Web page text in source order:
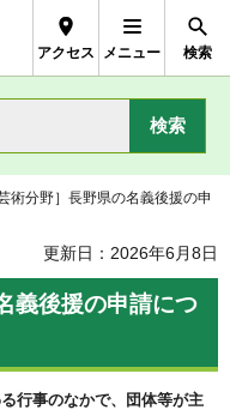
アクセス メニュー 検索
術分野］長野県の名義後援の申
更新日：2026年6月8日
義後援の申請につ
行事のなかで、団体等が主